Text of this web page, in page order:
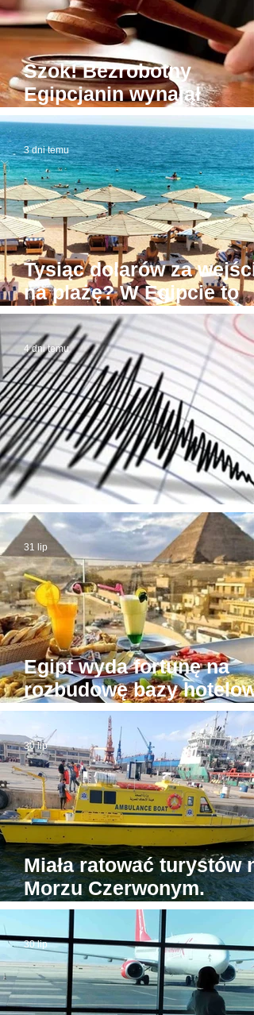
Szok! Bezrobotny
Egipcjanin wynajął
budynek sądu. W
roboty todze wyłudzał
łapówki od naiwnych
Tysiąc dolarów za
na plażę? W Egipcie to
możliwe! Stąd awantury
3 dni temu
Trzęsienie ziemi w
4 dni temu
Egipt wyda fortunę na
rozbudowę bazy
wokół Piramid w Gizie
31 lip
Miała ratować turystów
Morzu Czerwonym.
Tymczasem jedyna
egipska karetka wodna...
stoi w porcie
30 lip
30 lip